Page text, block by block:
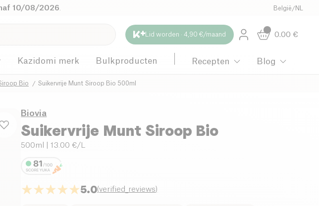
10/08/2026 België /NL
Lid worden · 4,90 €/maand 0.00 €
Kazidomi merk Bulkproducten Recepten Blog
Bio Suikervrije Munt Siroop Bio 500ml
Biovia
Suikervrije Munt Siroop Bio
500ml | 13.00 €/L
5.0(verified_reviews)